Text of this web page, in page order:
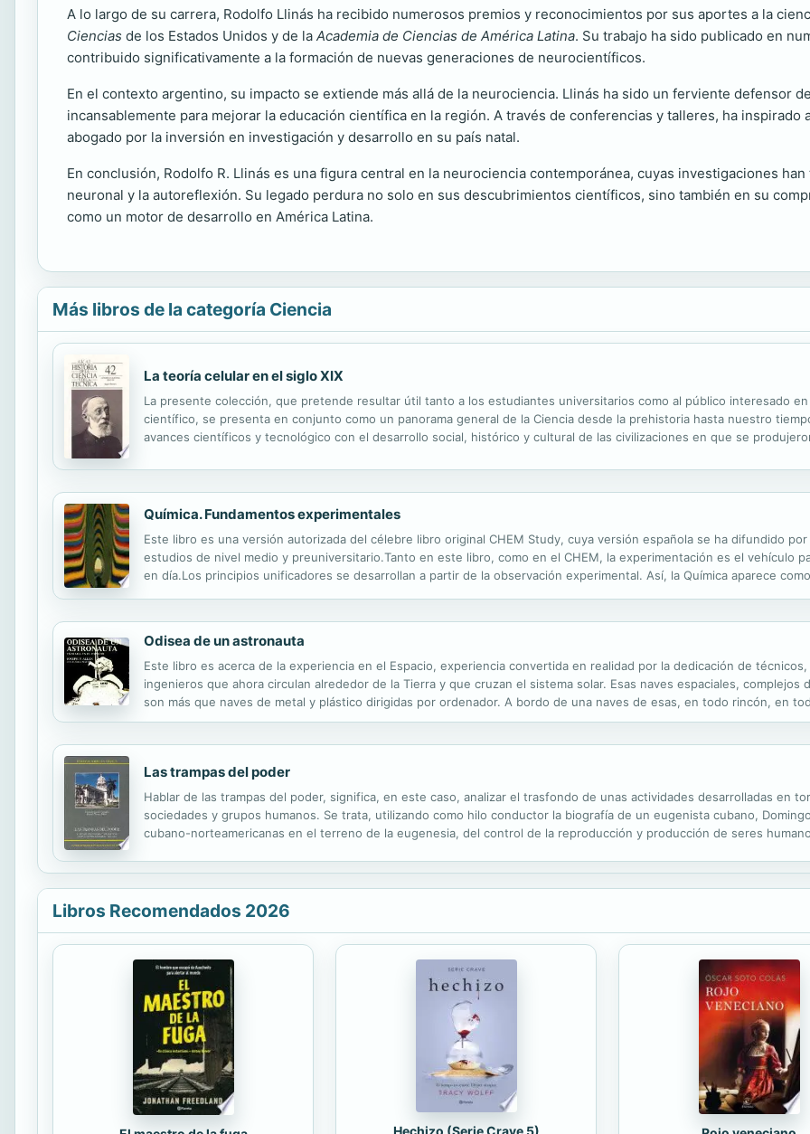
A lo largo de su carrera, Rodolfo Llinás ha recibido numerosos premios y reconocimientos por sus aportes a la
Ciencias de los Estados Unidos y de la Academia de Ciencias de América Latina. Su trabajo ha sido publicado en
contribuido significativamente a la formación de nuevas generaciones de neurocientíficos.
En el contexto argentino, su impacto se extiende más allá de la neurociencia. Llinás ha sido un ferviente defensor
incansablemente para mejorar la educación científica en la región. A través de conferencias y talleres, ha
abogado por la inversión en investigación y desarrollo en su país natal.
En conclusión, Rodolfo R. Llinás es una figura central en la neurociencia contemporánea, cuyas investigaciones
neuronal y la autoreflexión. Su legado perdura no solo en sus descubrimientos científicos, sino también en su
como un motor de desarrollo en América Latina.
Más libros de la categoría Ciencia
La teoría celular en el siglo XIX
La presente colección, que pretende resultar útil tanto a los estudiantes universitarios como al público interesado
científico, se presenta en conjunto como un panorama general de la Ciencia desde la prehistoria hasta nuestro
avances científicos y tecnológico con el desarrollo social, histórico y cultural de las civilizaciones en que se
Química. Fundamentos experimentales
Este libro es una versión autorizada del célebre libro original CHEM Study, cuya versión española se ha difundido
estudios de nivel medio y preuniversitario.Tanto en este libro, como en el CHEM, la experimentación es el vehículo
en día.Los principios unificadores se desarrollan a partir de la observación experimental. Así, la Química aparece
Odisea de un astronauta
Este libro es acerca de la experiencia en el Espacio, experiencia convertida en realidad por la dedicación de
ingenieros que ahora circulan alrededor de la Tierra y que cruzan el sistema solar. Esas naves espaciales, complejos
son más que naves de metal y plástico dirigidas por ordenador. A bordo de una naves de esas, en todo rincón, en
que la han hecho, y sus mentes y espíritus viajan con nosotros.
Las trampas del poder
Hablar de las trampas del poder, significa, en este caso, analizar el trasfondo de unas actividades desarrolladas en
sociedades y grupos humanos. Se trata, utilizando como hilo conductor la biografía de un eugenista cubano,
cubano-norteamericanas en el terreno de la eugenesia, del control de la reproducción y producción de seres
Libros Recomendados 2026
Hechizo (Serie Crave 5)